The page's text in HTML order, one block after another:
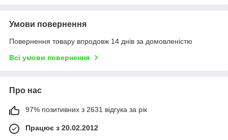
Умови повернення
Повернення товару впродовж 14 днів за домовленістю
Всі умови повернення
Про нас
97% позитивних з 2631 відгука за рік
Працює з 20.02.2012